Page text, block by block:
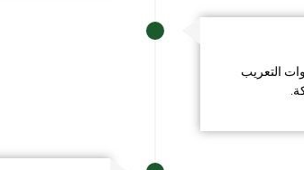
التعريب